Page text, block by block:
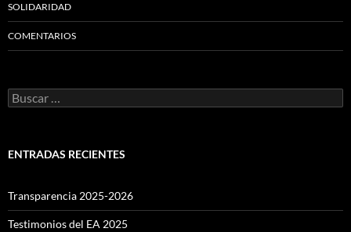
SOLIDARIDAD
COMENTARIOS
Buscar:
ENTRADAS RECIENTES
Transparencia 2025-2026
Testimonios del EA 2025